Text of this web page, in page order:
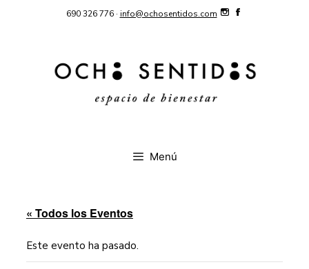
690 326 776 · info@ochosentidos.com
Menú
« Todos los Eventos
Este evento ha pasado.